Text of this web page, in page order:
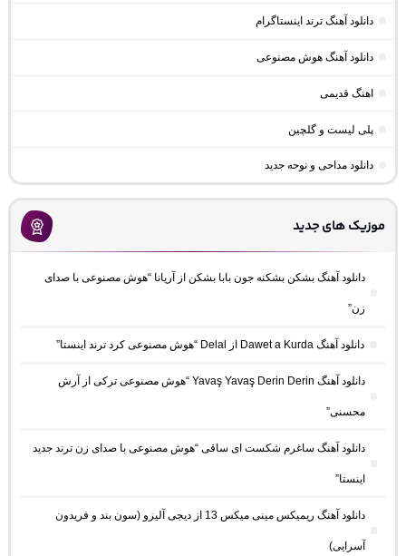
دانلود آهنگ ترند اینستاگرام
دانلود آهنگ هوش مصنوعی
اهنگ قدیمی
پلی لیست و گلچین
دانلود مداحی و نوحه جدید
موزیک های جدید
دانلود آهنگ بشکن بشکنه جون بابا بشکن از آریانا “هوش مصنوعی با صدای
زن”
دانلود آهنگ Dawet a Kurda از Delal “هوش مصنوعی کرد ترند اینستا”
دانلود آهنگ Yavaş Yavaş Derin Derin “هوش مصنوعی ترکی از آرش
محسنی”
دانلود آهنگ ساغرم شکست ای ساقی “هوش مصنوعی با صدای زن ترند جدید
اینستا”
دانلود آهنگ ریمیکس مینی میکس 13 از دیجی آلیزو (سون بند و فریدون
آسرایی)